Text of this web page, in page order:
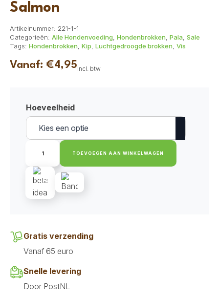
Salmon
Artikelnummer: 221-1-1
Categorieën: Alle Hondenvoeding Hondenbrokken Pala Sale
Tags: Hondenbrokken Kip Luchtgedroogde brokken Vis
Vanaf: €4,95Incl. btw
Hoeveelheid
Recipe
-
Chicken
Salmon
aantal
TOEVOEGEN AAN WINKELWAGEN
Gratis verzending
Vanaf 65 euro
Snelle levering
Door PostNL